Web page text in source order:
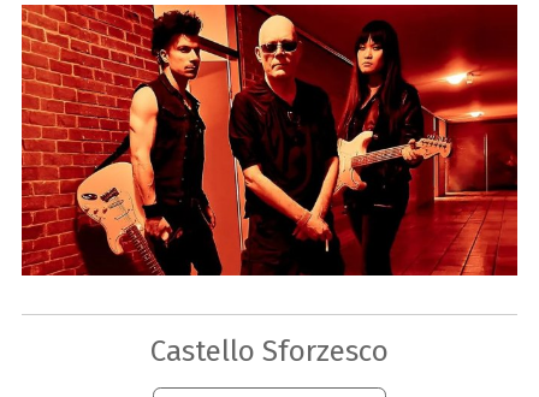
Castello Sforzesco